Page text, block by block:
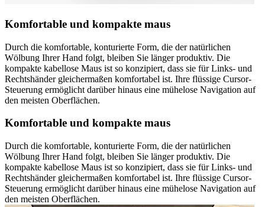
Komfortable und kompakte maus
Durch die komfortable, konturierte Form, die der natürlichen
Wölbung Ihrer Hand folgt, bleiben Sie länger produktiv. Die
kompakte kabellose Maus ist so konzipiert, dass sie für Links- und
Rechtshänder gleichermaßen komfortabel ist. Ihre flüssige Cursor-
Steuerung ermöglicht darüber hinaus eine mühelose Navigation auf
den meisten Oberflächen.
Komfortable und kompakte maus
Durch die komfortable, konturierte Form, die der natürlichen
Wölbung Ihrer Hand folgt, bleiben Sie länger produktiv. Die
kompakte kabellose Maus ist so konzipiert, dass sie für Links- und
Rechtshänder gleichermaßen komfortabel ist. Ihre flüssige Cursor-
Steuerung ermöglicht darüber hinaus eine mühelose Navigation auf
den meisten Oberflächen.